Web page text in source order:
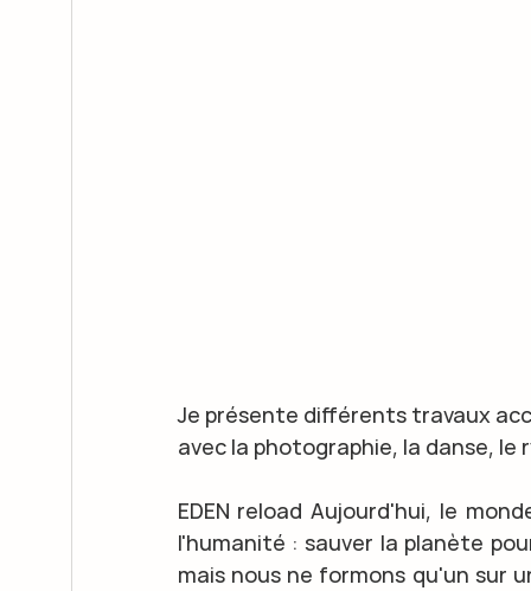
Je présente différents travaux
avec la photographie, la danse, le
EDEN reload Aujourd'hui, le
l'humanité : sauver la planète
mais nous ne formons qu'un sur